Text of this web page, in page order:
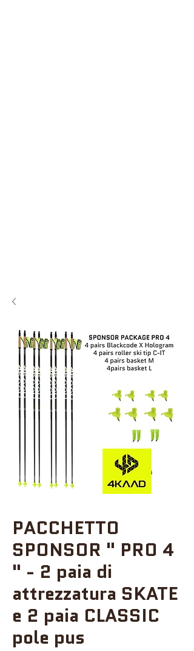
PACCHETTO
SPONSOR " PRO 4
" - 2 paia di
attrezzatura SKATE
e 2 paia CLASSIC
pole pus